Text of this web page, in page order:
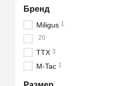
Бренд
Miligus 1
20
TTX 3
M-Tac 1